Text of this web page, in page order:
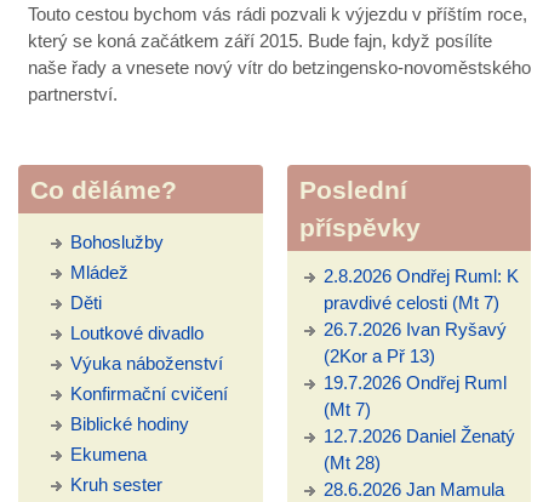
Touto cestou bychom vás rádi pozvali k výjezdu v příštím roce,
který se koná začátkem září 2015. Bude fajn, když posílíte
naše řady a vnesete nový vítr do betzingensko-novoměstského
partnerství.
Co děláme?
Bohoslužby
Mládež
Děti
Loutkové divadlo
Výuka náboženství
Konfirmační cvičení
Biblické hodiny
Ekumena
Kruh sester
Poslední
příspěvky
2.8.2026 Ondřej Ruml: K
pravdivé celosti (Mt 7)
26.7.2026 Ivan Ryšavý
(2Kor a Př 13)
19.7.2026 Ondřej Ruml
(Mt 7)
12.7.2026 Daniel Ženatý
(Mt 28)
28.6.2026 Jan Mamula